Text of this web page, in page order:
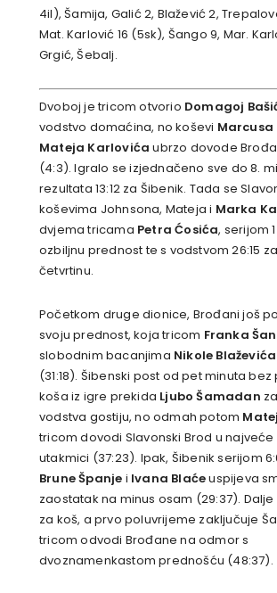
4il), Šamija, Galić 2, Blažević 2,
Mat. Karlović 16 (5sk), Šango 9, Mar.
Grgić, Šebalj.
Dvoboj je tricom otvorio Domagoj
vodstvo domaćina, no koševi
Mateja Karlovića ubrzo dovode
(4:3). Igralo se izjednačeno sve do 8.
rezultata 13:12 za Šibenik. Tada se
koševima Johnsona, Mateja i Marka
dvjema tricama Petra Ćosića, serijom
ozbiljnu prednost te s vodstvom 26:15
četvrtinu.
Početkom druge dionice, Brođani još
svoju prednost, koja tricom Franka
slobodnim bacanjima Nikole Blaževića
(31:18). Šibenski post od pet minuta
koša iz igre prekida Ljubo Šamadan
vodstva gostiju, no odmah potom
tricom dovodi Slavonski Brod u
utakmici (37:23). Ipak, Šibenik serijom
Brune Španje i Ivana Blaćeuspijeva
zaostatak na minus osam (29:37).
za koš, a prvo poluvrijeme zaključuje
tricom odvodi Brođane na odmor s
dvoznamenkastom prednošću (48:37).